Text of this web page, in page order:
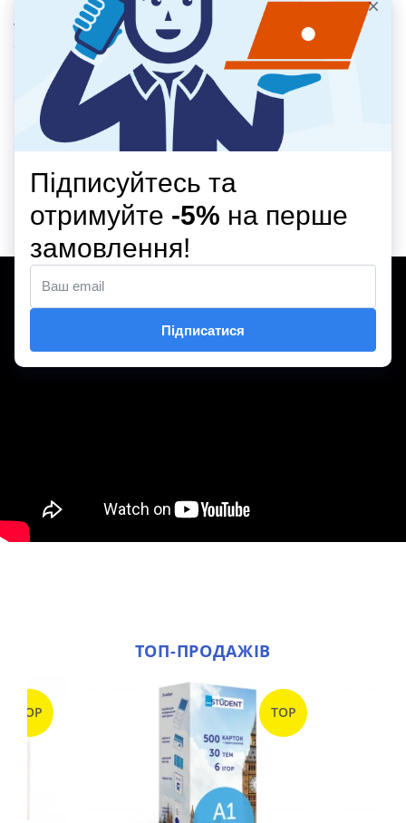
Verbs Followed by Gerunds
OR Infinitives (Similar
Verbs Followed by Gerunds
Verbs Followed by Nouns +
Infinitives
ВІДЕООГЛЯД
ТОП-ПРОДАЖІВ
TOP TOP